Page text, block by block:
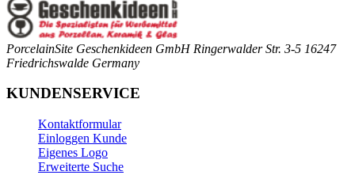
PorcelainSite Geschenkideen GmbH Ringerwalder Str. 3-5 16247
Friedrichswalde Germany
KUNDENSERVICE
Kontaktformular
Einloggen Kunde
Eigenes Logo
Erweiterte Suche